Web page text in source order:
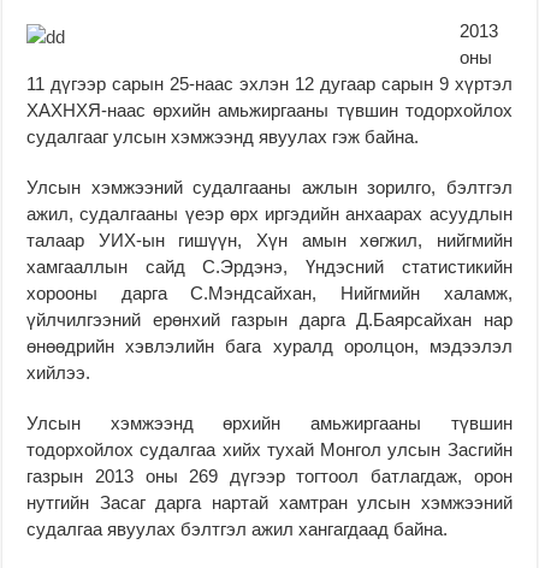
2013
оны
11 дүгээр сарын 25-наас эхлэн 12 дугаар сарын 9 хүртэл
ХАХНХЯ-наас өрхийн амьжиргааны түвшин тодорхойлох
судалгааг улсын хэмжээнд явуулах гэж байна.
Улсын хэмжээний судалгааны ажлын зорилго, бэлтгэл
ажил, судалгааны үеэр өрх иргэдийн анхаарах асуудлын
талаар УИХ-ын гишүүн, Хүн амын хөгжил, нийгмийн
хамгааллын сайд С.Эрдэнэ, Үндэсний статистикийн
хорооны дарга С.Мэндсайхан, Нийгмийн халамж,
үйлчилгээний ерөнхий газрын дарга Д.Баярсайхан нар
өнөөдрийн хэвлэлийн бага хуралд оролцон, мэдээлэл
хийлээ.
Улсын хэмжээнд өрхийн амьжиргааны түвшин
тодорхойлох судалгаа хийх тухай Монгол улсын Засгийн
газрын 2013 оны 269 дүгээр тогтоол батлагдаж, орон
нутгийн Засаг дарга нартай хамтран улсын хэмжээний
судалгаа явуулах бэлтгэл ажил хангагдаад байна.